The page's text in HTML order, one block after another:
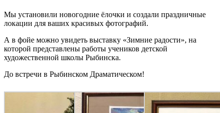
Мы установили новогодние ёлочки и создали праздничные
локации для ваших красивых фотографий.
А в фойе можно увидеть выставку «Зимние радости», на
которой представлены работы учеников детской
художественной школы Рыбинска.
До встречи в Рыбинском Драматическом!